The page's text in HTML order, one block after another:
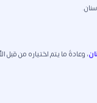
، وعادةً ما يتم اختياره من قبل